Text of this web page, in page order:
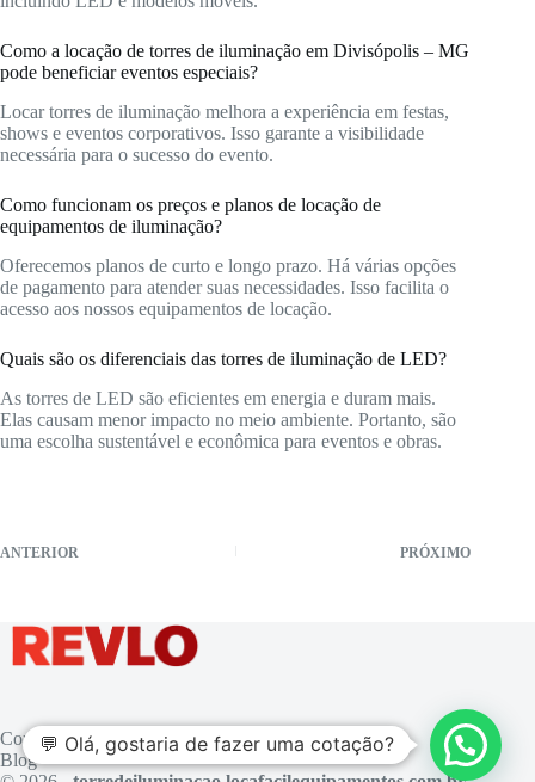
Como a locação de torres de iluminação em Divisópolis – MG
pode beneficiar eventos especiais?
Locar torres de iluminação melhora a experiência em festas,
shows e eventos corporativos. Isso garante a visibilidade
necessária para o sucesso do evento.
Como funcionam os preços e planos de locação de
equipamentos de iluminação?
Oferecemos planos de curto e longo prazo. Há várias opções
de pagamento para atender suas necessidades. Isso facilita o
acesso aos nossos equipamentos de locação.
Quais são os diferenciais das torres de iluminação de LED?
As torres de LED são eficientes em energia e duram mais.
Elas causam menor impacto no meio ambiente. Portanto, são
uma escolha sustentável e econômica para eventos e obras.
ANTERIOR PRÓXIMO
Contato
Blog
💬 Olá, gostaria de fazer uma cotação?